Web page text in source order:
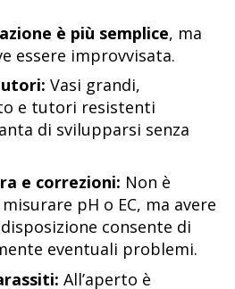
è più semplice, ma
essere improvvisata.
Vasi grandi,
e tutori resistenti
di svilupparsi senza
e correzioni: Non è
pH o EC, ma avere
consente di
eventuali problemi.
All’aperto è